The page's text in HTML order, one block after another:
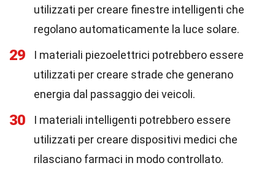
utilizzati per creare finestre intelligenti che
regolano automaticamente la luce solare.
29
I materiali piezoelettrici potrebbero essere
utilizzati per creare strade che generano
energia dal passaggio dei veicoli.
30
I materiali intelligenti potrebbero essere
utilizzati per creare dispositivi medici che
rilasciano farmaci in modo controllato.